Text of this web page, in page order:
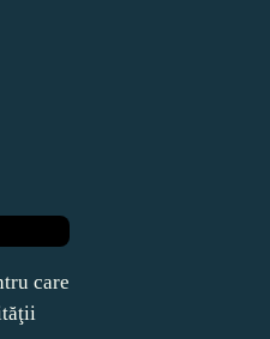
care